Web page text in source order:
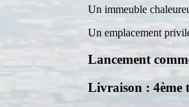
Un immeuble
Un emplacement
Lancement
Livraison : 4ème